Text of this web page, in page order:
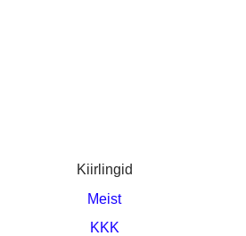
Kiirlingid
Meist
KKK